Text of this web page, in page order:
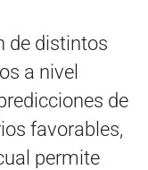
de distintos
a nivel
de
favorables,
permite